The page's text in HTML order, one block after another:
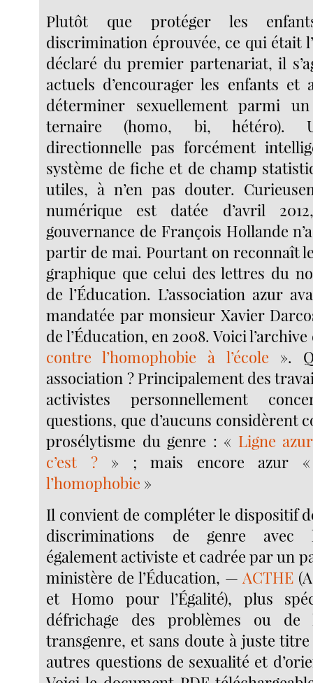
Plutôt que protéger les
discrimination éprouvée, ce qui était
déclaré du premier partenariat, il
actuels d’encourager les enfants et
déterminer sexuellement parmi
ternaire (homo, bi, hétéro).
directionnelle pas forcément
système de fiche et de champ
utiles, à n’en pas douter.
numérique est datée d’avril
gouvernance de François Hollande
partir de mai. Pourtant on reconnaît
graphique que celui des lettres du
de l’Éducation. L’association azur
mandatée par monsieur Xavier
de l’Éducation, en 2008. Voici l’archive
contre l’homophobie à l’école ».
association ? Principalement des
activistes personnellement
questions, que d’aucuns considèrent
prosélytisme du genre : « Ligne
c’est ?» ; mais encore azur
l’homophobie »
Il convient de compléter le dispositif
discriminations de genre avec
également activiste et cadrée par un
ministère de l’Éducation, —ACTHE
et Homo pour l’Égalité), plus
défrichage des problèmes ou
transgenre, et sans doute à juste
autres questions de sexualité et